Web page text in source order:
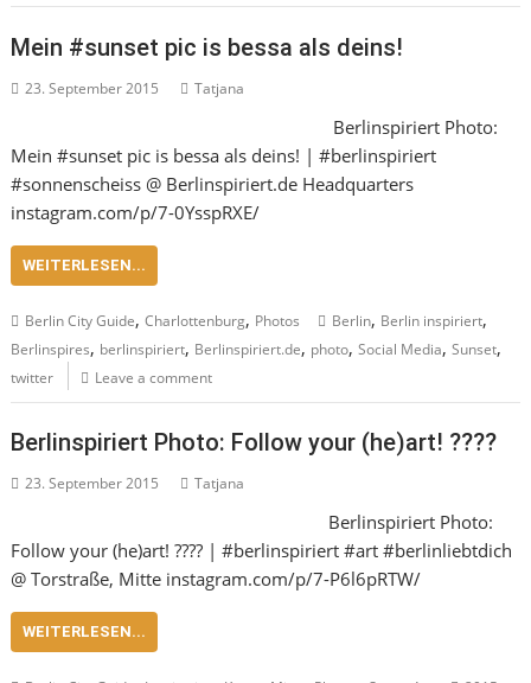
Mein #sunset pic is bessa als deins!
23. September 2015 Tatjana
Berlinspiriert Photo:
Mein #sunset pic is bessa als deins! | #berlinspiriert
#sonnenscheiss @ Berlinspiriert.de Headquarters
instagram.com/p/7-0YsspRXE/
WEITERLESEN...
Berlin City Guide,Charlottenburg, Photos Berlin, Berlin inspiriert,
Berlinspires, berlinspiriert, Berlinspiriert.de, photo,Social Media,Sunset,
twitter Leave a comment
Berlinspiriert Photo: Follow your (he)art! ????
23. September 2015 Tatjana
Berlinspiriert Photo:
Follow your (he)art! ???? | #berlinspiriert #art #berlinliebtdich
@ Torstraße, Mitte instagram.com/p/7-P6l6pRTW/
WEITERLESEN...